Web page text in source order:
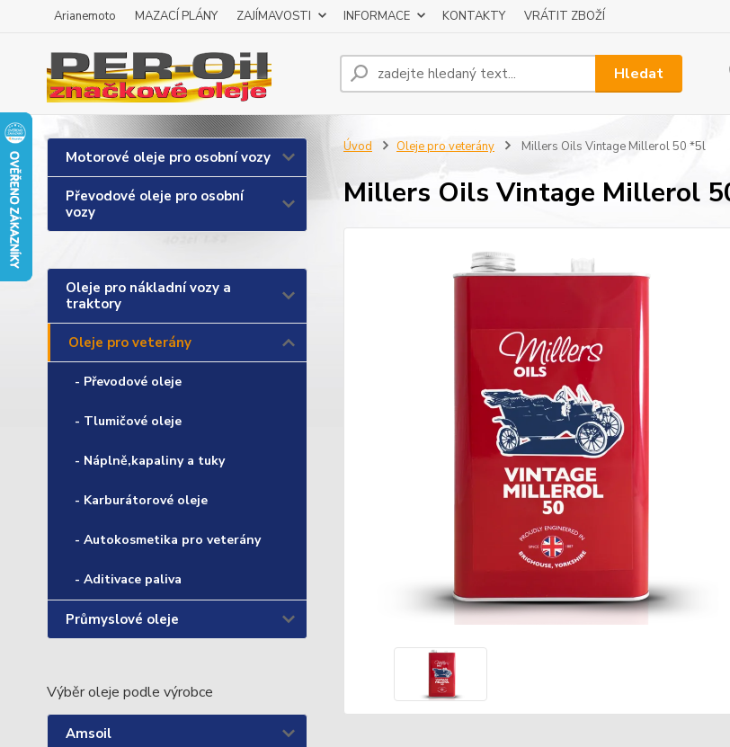
Arianemoto MAZACÍ PLÁNY ZAJÍMAVOSTI INFORMACE KONTAKTY VRÁTIT ZBOŽÍ
Hledat
Motorové oleje pro osobní vozy
Převodové oleje pro osobní
vozy
Oleje pro nákladní vozy a
traktory
Oleje pro veterány
- Převodové oleje
- Tlumičové oleje
- Náplně,kapaliny a tuky
- Karburátorové oleje
- Autokosmetika pro veterány
- Aditivace paliva
Průmyslové oleje
Výběr oleje podle výrobce
Amsoil
Úvod Oleje pro veterány Millers Oils Vintage Millerol 50 *5l
Millers Oils Vintage Millerol